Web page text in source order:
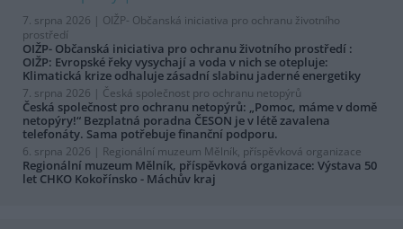
7. srpna 2026 | OIŽP- Občanská iniciativa pro ochranu životního
prostředí
OIŽP- Občanská iniciativa pro ochranu životního prostředí :
OIŽP: Evropské řeky vysychají a voda v nich se otepluje:
Klimatická krize odhaluje zásadní slabinu jaderné energetiky
7. srpna 2026 | Česká společnost pro ochranu netopýrů
Česká společnost pro ochranu netopýrů: „Pomoc, máme v domě
netopýry!“ Bezplatná poradna ČESON je v létě zavalena
telefonáty. Sama potřebuje finanční podporu.
6. srpna 2026 | Regionální muzeum Mělník, příspěvková organizace
Regionální muzeum Mělník, příspěvková organizace: Výstava 50
let CHKO Kokořínsko - Máchův kraj